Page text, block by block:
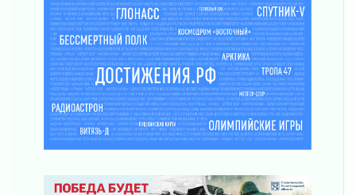
Новая площадка: 2027
03 августа 2026
Часть медиков в Ленобласти сможет
рассчитывать на доплату от региона
03 августа 2026
За сутки в Ленинградской области
ликвидировали 10 пожаров
03 августа 2026
просится